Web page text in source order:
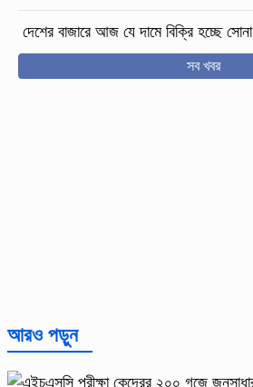
দেশের বাজারে আজ যে দামে বিক্রি হচ্ছে সোনা
সব খবর
আরও পড়ুন